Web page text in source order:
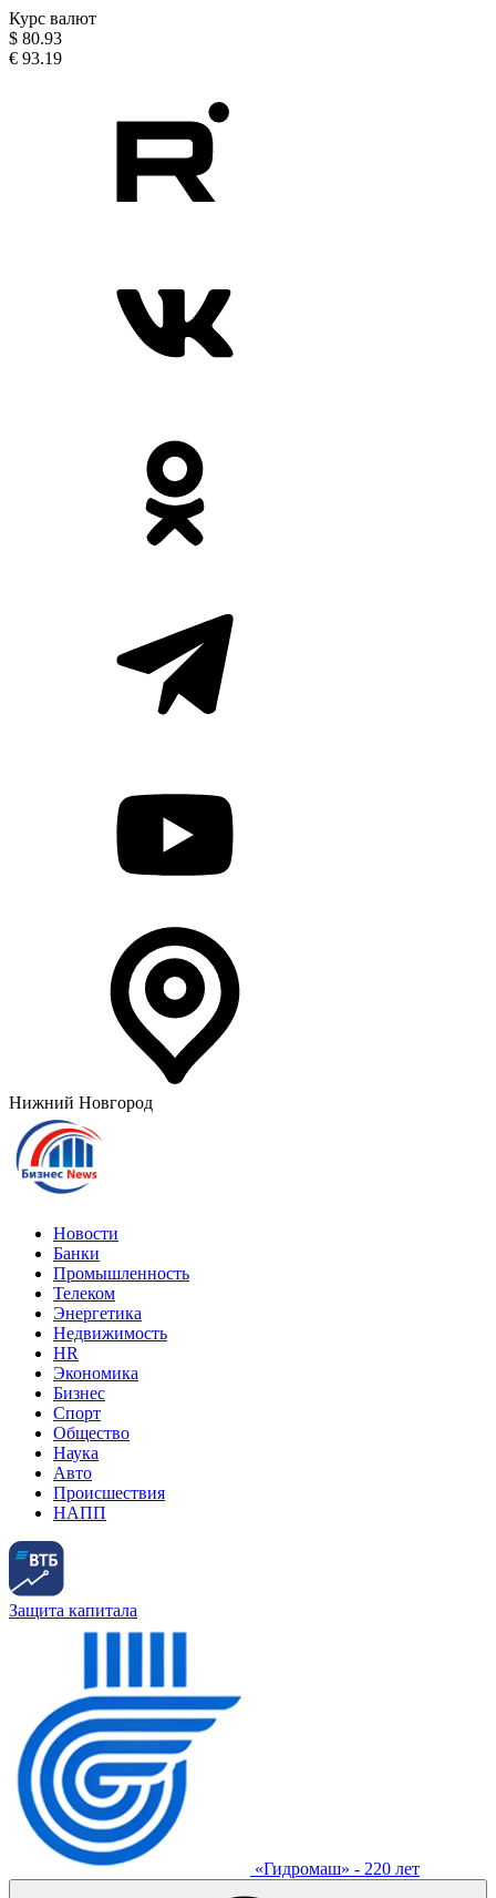
Курс валют
$ 80.93
€ 93.19
Нижний Новгород
Новости
Банки
Промышленность
Телеком
Энергетика
Недвижимость
HR
Экономика
Бизнес
Спорт
Общество
Наука
Авто
Происшествия
НАПП
Защита капитала
«Гидромаш» - 220 лет